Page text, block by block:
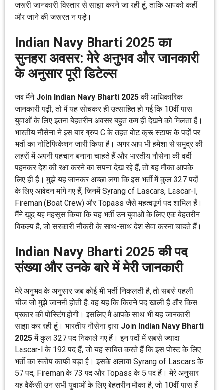
जरूरी जानकारी विस्तार से साझा करने जा रही हूं, ताकि आपको कहीं
और जाने की जरूरत न पड़े।
Indian Navy Bharti 2025 का
सुनहरा अवसर: मेरे अनुभव और जानकारी
के अनुसार पूरी डिटेल्स
जब मैंने Join Indian Navy Bharti 2025की आधिकारिक
जानकारी पढ़ी, तो मैं यह सोचकर ही उत्साहित हो गई कि 10वीं पास
युवाओं के लिए इतना बेहतरीन अवसर बहुत कम ही देखने को मिलता है।
भारतीय नौसेना ने इस बार ग्रुप C के तहत बोट क्रू स्टाफ के पदों पर
भर्ती का नोटिफिकेशन जारी किया है। अगर आप भी हमेशा से समुद्र की
लहरों में अपनी पहचान बनाना चाहते हैं और भारतीय नौसेना की वर्दी
पहनकर देश की रक्षा करने का सपना देख रहे हैं, तो यह मौका आपके
लिए ही है। मुझे यह जानकर अच्छा लगा कि इस भर्ती में कुल 327 पदों
के लिए आवेदन मांगे गए हैं, जिनमें Syrang of Lascars, Lascar-I,
Fireman (Boat Crew) और Topass जैसे महत्वपूर्ण पद शामिल हैं।
मैंने खुद यह महसूस किया कि यह भर्ती उन युवाओं के लिए एक बेहतरीन
विकल्प है, जो सरकारी नौकरी के साथ-साथ देश सेवा करना चाहते हैं।
Indian Navy Bharti 2025 की पद
संख्या और उनके बारे में मेरी जानकारी
मेरे अनुभव के अनुसार जब कोई भी भर्ती निकलती है, तो सबसे पहली
चीज जो मुझे जाननी होती है, वह यह कि कितने पद खाली हैं और किस
प्रकार की पोस्टिंग होगी। इसलिए मैं आपके साथ भी यह जानकारी
साझा कर रही हूं। भारतीय नौसेना द्वारा Join Indian Navy Bharti
2025में कुल 327 पद निकाले गए हैं। इन पदों में सबसे ज्यादा
Lascar-I के 192 पद हैं, जो यह साबित करते हैं कि इस पोस्ट के लिए
भर्ती का स्कोप काफी बड़ा है। इसके अलावा Syrang of Lascars के
57 पद, Fireman के 73 पद और Topass के 5 पद हैं। मेरे अनुसार
यह वैकेंसी उन सभी युवाओं के लिए बेहतरीन मौका है, जो 10वीं पास हैं